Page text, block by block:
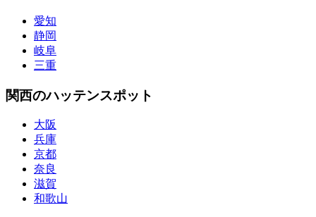
愛知
静岡
岐阜
三重
関西のハッテンスポット
大阪
兵庫
京都
奈良
滋賀
和歌山